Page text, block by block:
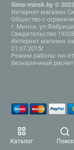
Каталог Поиск
Sima-minsk.by © 2023
Интернет магазин
Общество с
г. Минск, ул
Свидетельство
Интернет магазин
21.07.2015г
Режим работы: пн-
безналичный расчет